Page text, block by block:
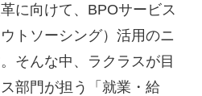
に向けて、BPOサービス
トソーシング）活用のニ
そんな中、ラクラスが目
部門が担う「就業・給